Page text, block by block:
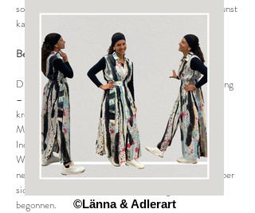
sondern ein Manifest: Mode kann Kunst sein, und Kunst
kann getragen werden.
Bedeutung & Ausblick
Diese Kollaborationsstücke sind mehr als nur Kleidung
– sie sind ein Symbol für unseren gemeinsamen
kreativen Geist. Sie stehen dafür, wie Mode und
Malerei verschmelzen können, und zeigen, dass
Individualität mitten in der Fashionworld Platz hat.
Wir sind gespannt auf die nächste Phase: Vielleicht
neue Farbvariationen, vielleicht andere Schnitte – aber
sicher ist: Die Reise mit LÄNNA hat gerade erst
begonnen.
©Länna & Adlerart